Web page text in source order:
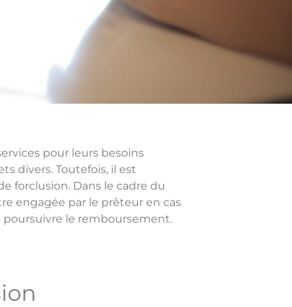
pour leurs besoins
divers. Toutefois, il est
forclusion. Dans le cadre du
engagée par le prêteur en cas
le remboursement.